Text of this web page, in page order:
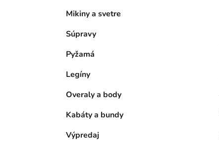
Mikiny a svetre
Súpravy
Pyžamá
Legíny
Overaly a body
Kabáty a bundy
Výpredaj